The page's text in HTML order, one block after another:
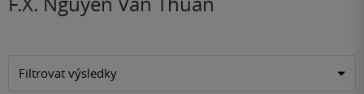
Filtrovat výsledky